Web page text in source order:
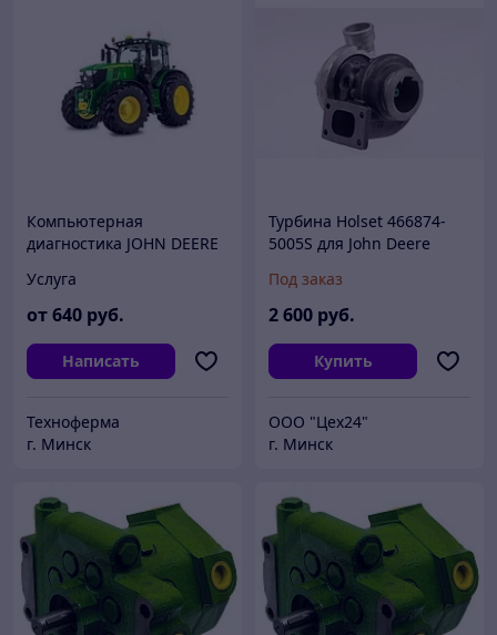
Компьютерная
диагностика JOHN DEERE
Услуга
от640 руб.
Написать
Техноферма
г. Минск
Турбина Holset 466874-
5005S для John Deere
Под заказ
2 600 руб.
Купить
ООО "Цех24"
г. Минск